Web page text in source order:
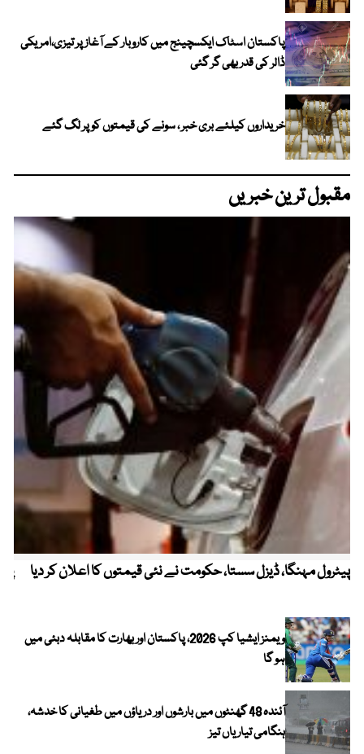
پاکستان اسٹاک ایکسچینج میں کاروبار کے آغاز پر تیزی،امریکی
ڈالر کی قدر بھی گر گئی
خریداروں کیلئے بری خبر ، سونے کی قیمتوں کو پر لگ گئے
مقبول ترین خبریں
پیٹرول مہنگا، ڈیزل سستا، حکومت نے نئی قیمتوں کا اعلان کر دیا
ویمنز ایشیا کپ 2026، پاکستان اور بھارت کا مقابلہ دبئی میں
ہو گا
آئندہ 48 گھنٹوں میں بارشوں اور دریاؤں میں طغیانی کا خدشہ،
ہنگامی تیاریاں تیز